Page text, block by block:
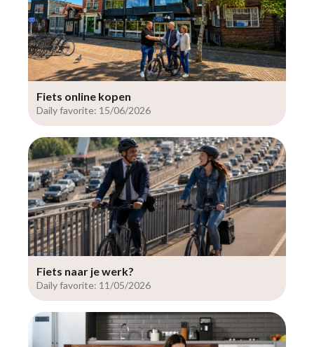
Fiets online kopen
Daily favorite: 15/06/2026
Fiets naar je werk?
Daily favorite: 11/05/2026